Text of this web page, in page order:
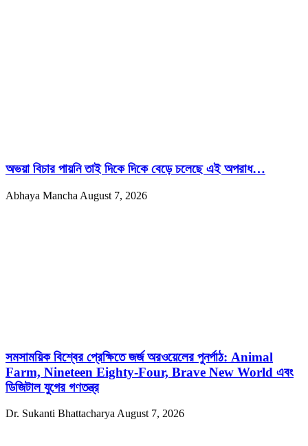
অভয়া বিচার পায়নি তাই দিকে দিকে বেড়ে চলেছে এই অপরাধ…
Abhaya Mancha August 7, 2026
সমসাময়িক বিশ্বের প্রেক্ষিতে জর্জ অরওয়েলের পুনর্পাঠ: Animal
Farm, Nineteen Eighty-Four, Brave New World এবং
ডিজিটাল যুগের গণতন্ত্র
Dr. Sukanti Bhattacharya August 7, 2026